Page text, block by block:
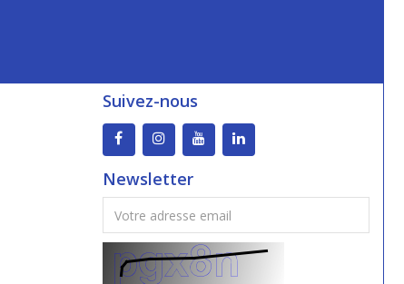
Suivez-nous
Newsletter